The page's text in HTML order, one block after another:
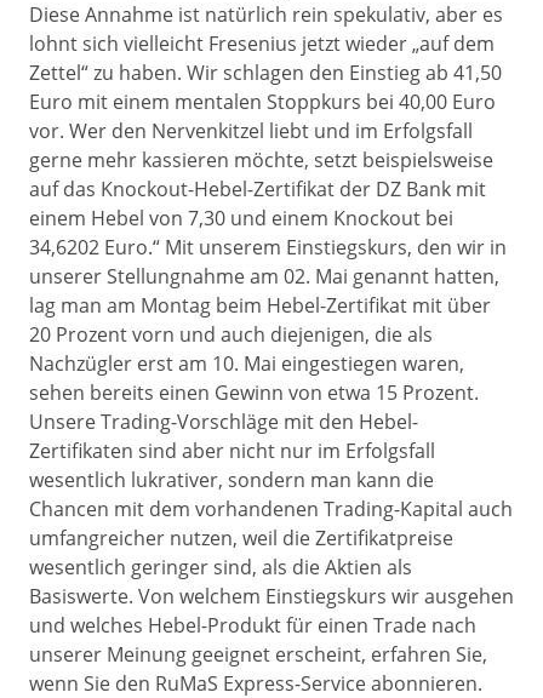
Diese Annahme ist natürlich rein spekulativ, aber es
lohnt sich vielleicht Fresenius jetzt wieder „auf dem
Zettel“ zu haben. Wir schlagen den Einstieg ab 41,50
Euro mit einem mentalen Stoppkurs bei 40,00 Euro
vor. Wer den Nervenkitzel liebt und im Erfolgsfall
gerne mehr kassieren möchte, setzt beispielsweise
auf das Knockout-Hebel-Zertifikat der DZ Bank mit
einem Hebel von 7,30 und einem Knockout bei
34,6202 Euro.“ Mit unserem Einstiegskurs, den wir in
unserer Stellungnahme am 02. Mai genannt hatten,
lag man am Montag beim Hebel-Zertifikat mit über
20 Prozent vorn und auch diejenigen, die als
Nachzügler erst am 10. Mai eingestiegen waren,
sehen bereits einen Gewinn von etwa 15 Prozent.
Unsere Trading-Vorschläge mit den Hebel-
Zertifikaten sind aber nicht nur im Erfolgsfall
wesentlich lukrativer, sondern man kann die
Chancen mit dem vorhandenen Trading-Kapital auch
umfangreicher nutzen, weil die Zertifikatpreise
wesentlich geringer sind, als die Aktien als
Basiswerte. Von welchem Einstiegskurs wir ausgehen
und welches Hebel-Produkt für einen Trade nach
unserer Meinung geeignet erscheint, erfahren Sie,
wenn Sie den RuMaS Express-Service abonnieren.